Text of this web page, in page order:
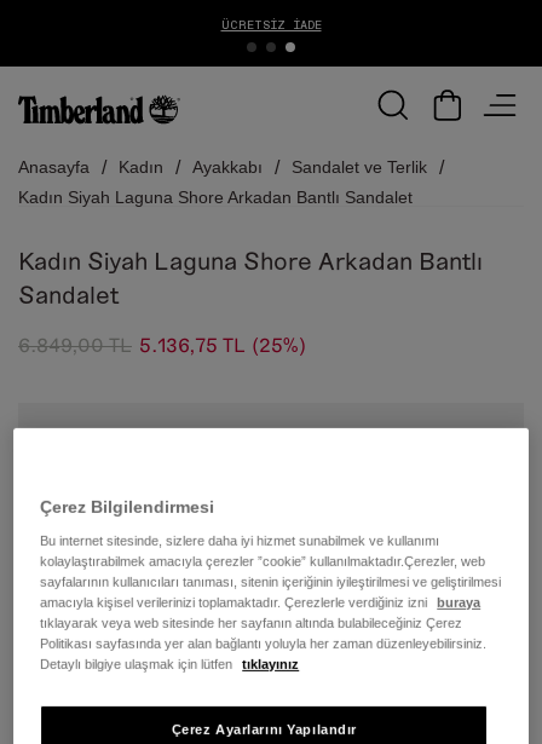
Anasayfa Kadın Ayakkabı
Sandalet ve Terlik
Kadın Siyah Laguna Shore Arkadan Bantlı Sandalet
Kadın Siyah Laguna Shore Arkadan Bantlı
Sandalet
6.849,00 TL 5.136,75 TL (25%)
Çerez Bilgilendirmesi
Bu internet sitesinde, sizlere daha iyi hizmet sunabilmek ve kullanımı
kolaylaştırabilmek amacıyla çerezler ”cookie” kullanılmaktadır.Çerezler, web
sayfalarının kullanıcıları tanıması, sitenin içeriğinin iyileştirilmesi ve geliştirilmesi
amacıyla kişisel verilerinizi toplamaktadır. Çerezlerle verdiğiniz izni
buraya
tıklayarak veya web sitesinde her sayfanın altında bulabileceğiniz Çerez
Politikası sayfasında yer alan bağlantı yoluyla her zaman düzenleyebilirsiniz.
Detaylı bilgiye ulaşmak için lütfen
tıklayınız
Çerez Ayarlarını Yapılandır